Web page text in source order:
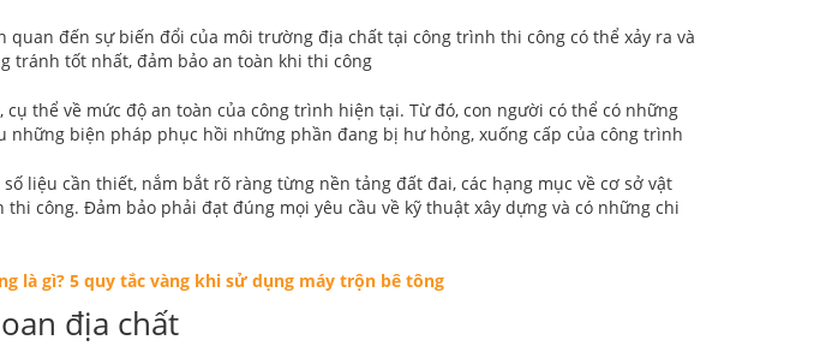
quan đến sự biến đổi của môi trường địa chất tại công trình thi công có thể xảy ra và
tránh tốt nhất, đảm bảo an toàn khi thi công
thể về mức độ an toàn của công trình hiện tại. Từ đó, con người có thể có những
những biện pháp phục hồi những phần đang bị hư hỏng, xuống cấp của công trình
liệu cần thiết, nắm bắt rõ ràng từng nền tảng đất đai, các hạng mục về cơ sở vật
công. Đảm bảo phải đạt đúng mọi yêu cầu về kỹ thuật xây dựng và có những chi
là gì? 5 quy tắc vàng khi sử dụng máy trộn bê tông
địa chất